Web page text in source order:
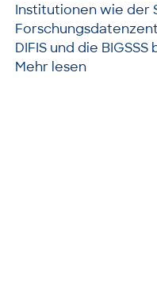
Institutionen wie der
DIFIS und die
Mehr lesen